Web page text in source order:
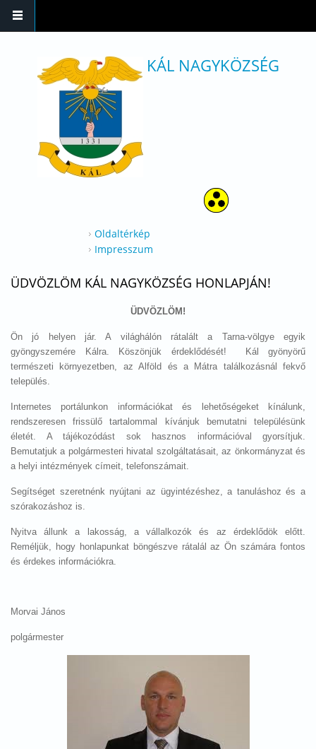
KÁL NAGYKÖZSÉG
Oldaltérkép
Impresszum
ÜDVÖZLÖM KÁL NAGYKÖZSÉG HONLAPJÁN!
ÜDVÖZLÖM!
Ön jó helyen jár. A világhálón rátalált a Tarna-völgye egyik
gyöngyszemére Kálra. Köszönjük érdeklődését! Kál gyönyörű
természeti környezetben, az Alföld és a Mátra találkozásnál fekvő
település.
Internetes portálunkon információkat és lehetőségeket kínálunk,
rendszeresen frissülő tartalommal kívánjuk bemutatni településünk
életét. A tájékozódást sok hasznos információval gyorsítjuk.
Bemutatjuk a polgármesteri hivatal szolgáltatásait, az önkormányzat és
a helyi intézmények címeit, telefonszámait.
Segítséget szeretnénk nyújtani az ügyintézéshez, a tanuláshoz és a
szórakozáshoz is.
Nyitva állunk a lakosság, a vállalkozók és az érdeklődök előtt.
Reméljük, hogy honlapunkat böngészve rátalál az Ön számára fontos
és érdekes információkra.
Morvai János
polgármester